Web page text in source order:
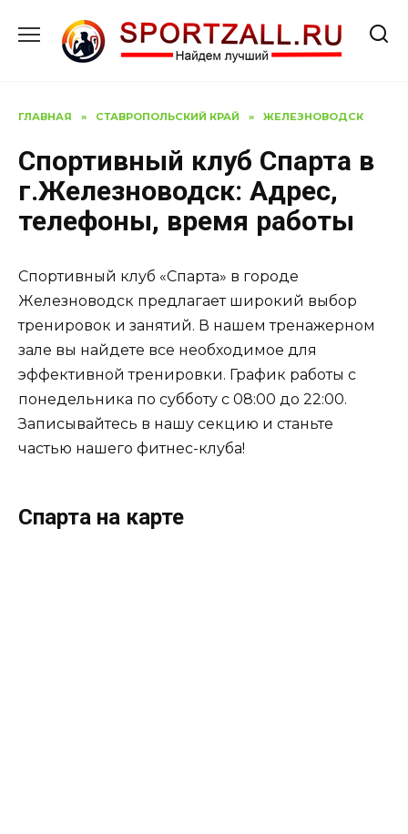
содержанию
ГЛАВНАЯ » СТАВРОПОЛЬСКИЙ КРАЙ » ЖЕЛЕЗНОВОДСК
Спортивный клуб Спарта в
г.Железноводск: Адрес,
телефоны, время работы
Спортивный клуб «Спарта» в городе
Железноводск предлагает широкий выбор
тренировок и занятий. В нашем тренажерном
зале вы найдете все необходимое для
эффективной тренировки. График работы с
понедельника по субботу с 08:00 до 22:00.
Записывайтесь в нашу секцию и станьте
частью нашего фитнес-клуба!
Спарта на карте